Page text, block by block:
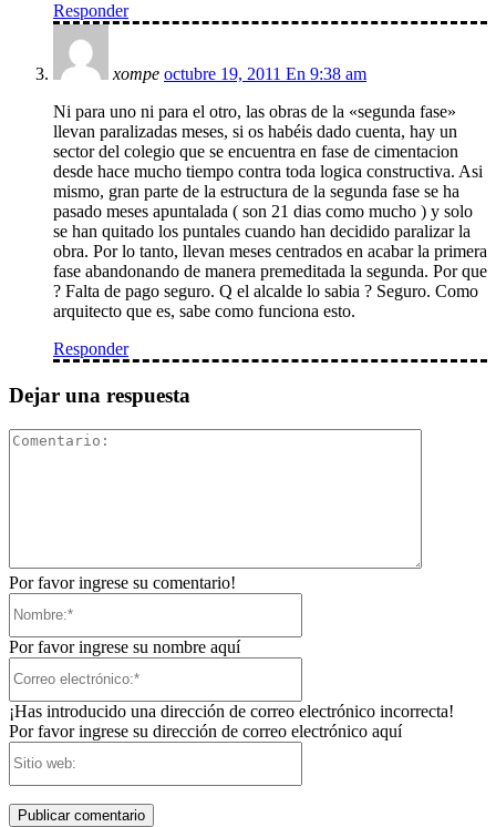
Responder
xompe octubre 19, 2011 En 9:38 am
Ni para uno ni para el otro, las obras de la «segunda fase»
llevan paralizadas meses, si os habéis dado cuenta, hay un
sector del colegio que se encuentra en fase de cimentacion
desde hace mucho tiempo contra toda logica constructiva. Asi
mismo, gran parte de la estructura de la segunda fase se ha
pasado meses apuntalada ( son 21 dias como mucho ) y solo
se han quitado los puntales cuando han decidido paralizar la
obra. Por lo tanto, llevan meses centrados en acabar la primera
fase abandonando de manera premeditada la segunda. Por que
? Falta de pago seguro. Q el alcalde lo sabia ? Seguro. Como
arquitecto que es, sabe como funciona esto.
Responder
Dejar una respuesta
Por favor ingrese su comentario!
Por favor ingrese su nombre aquí
¡Has introducido una dirección de correo electrónico incorrecta!
Por favor ingrese su dirección de correo electrónico aquí